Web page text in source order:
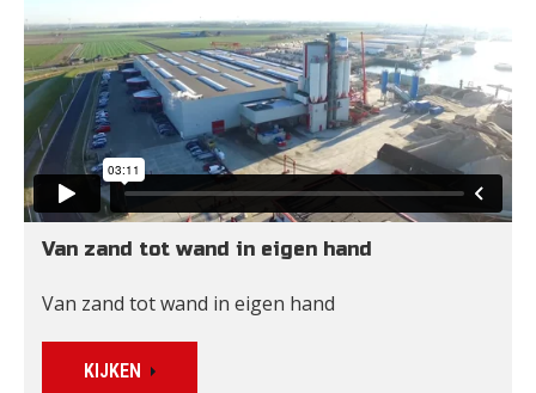
Van zand tot wand in eigen hand
Van zand tot wand in eigen hand
KIJKEN